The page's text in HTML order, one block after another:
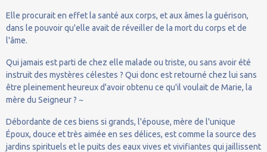
Elle procurait en effet la santé aux corps, et aux âmes la guérison,
dans le pouvoir qu'elle avait de réveiller de la mort du corps et de
l'âme.
Qui jamais est parti de chez elle malade ou triste, ou sans avoir été
instruit des mystères célestes ? Qui donc est retourné chez lui sans
être pleinement heureux d'avoir obtenu ce qu'il voulait de Marie, la
mère du Seigneur ? ~
Débordante de ces biens si grands, l'épouse, mère de l'unique
Époux, douce et très aimée en ses délices, est comme la source des
jardins spirituels et le puits des eaux vives et vivifiantes qui jaillissent